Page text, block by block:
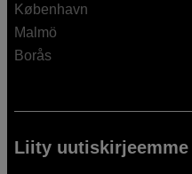
København
Malmö
Borås
Liity